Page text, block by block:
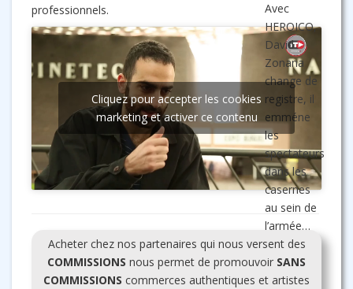
professionnels.
Avec
HEROICO,
David
Zonana
change de
registre, il
emméne
les
spectateurs
dans les
casernes
au sein de
l’armée…
Cliquez pour accepter les cookies
marketing et activer ce contenu
Acheter chez nos partenaires qui nous versent des
COMMISSIONS nous permet de promouvoir SANS
COMMISSIONS commerces authentiques et artistes